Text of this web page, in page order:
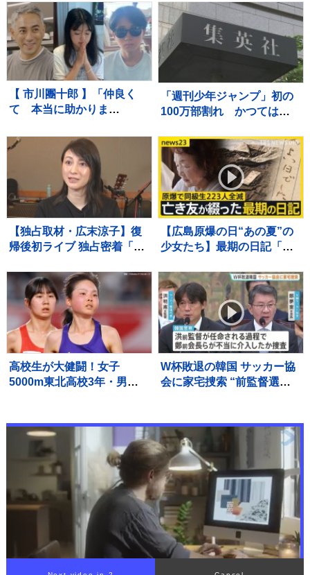
が長引くおそれ【予報士解
説】
判決 千葉地裁
【 市川團十郎 】「仲良く
て 本当に助かりま
外の南国リゾート〟で過ご
す夏休み 「移動です」次
なる滞在場所へ
「週刊少年ジャンプ」初の
100万部割れ かつては漫
を記録 国内雑誌で100万
部超えゼロに
【独占取材・広末涼子】復
帰後初ライブ 独占密着「次
って…」病名公表を決断さ
せた“次男の言葉”（特別イ
ンタビュー）
【広島原爆の日“あの夏”の
少女たち】最期の日記「き
った亡き友へ…“同級生223
人全滅”残された少女の葛藤
【news23】
高校生が大健闘！女子
5000m東北高校3年・男乕
害・17歳の田谷玲は今季ベ
ストで決勝へ【U20世界陸
W杯敗退の韓国 サッカー協
会に家宅捜索 “前監督選
領も「身内重視の人事の失
敗だ」と痛烈批判